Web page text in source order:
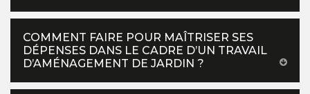
COMMENT FAIRE POUR MAÎTRISER SES
DÉPENSES DANS LE CADRE D’UN TRAVAIL
D’AMÉNAGEMENT DE JARDIN ?